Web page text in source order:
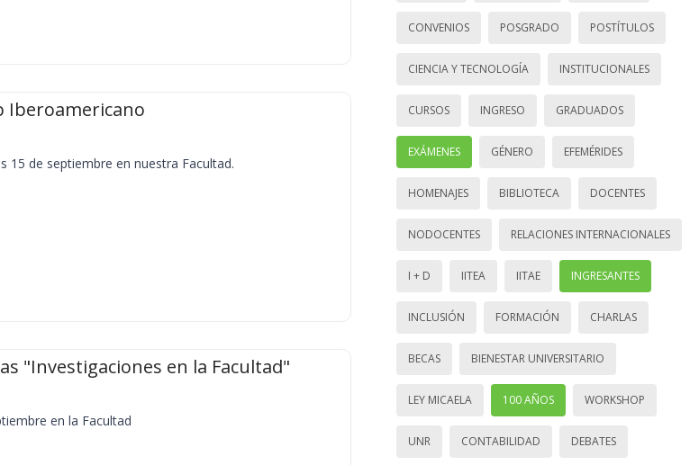
Iberoamericano
15 de septiembre en nuestra Facultad.
"Investigaciones en la Facultad"
en la Facultad
CONVENIOS POSGRADO POSTÍTULOS
CIENCIA Y TECNOLOGÍA INSTITUCIONALES
CURSOS INGRESO GRADUADOS
EXÁMENES GÉNERO EFEMÉRIDES
HOMENAJES BIBLIOTECA DOCENTES
NODOCENTES RELACIONES INTERNACIONALES
I + D IITEA IITAE INGRESANTES
INCLUSIÓN FORMACIÓN CHARLAS
BECAS BIENESTAR UNIVERSITARIO
LEY MICAELA 100 AÑOS WORKSHOP
UNR CONTABILIDAD DEBATES